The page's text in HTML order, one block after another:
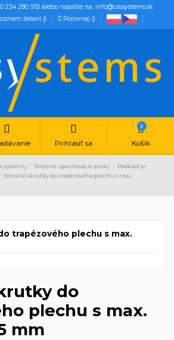
234 280 913 alebo napíšte na: info@izosystems.sk
želaní () Porovnaj ()
Prihlásiť sa
0
Košík
systémy Strešné upevňovacie prvky
Podklad je
Strešné skrutky do trapézového plechu s max.
do
plechu s max.
mm
trapézového plechu s max.